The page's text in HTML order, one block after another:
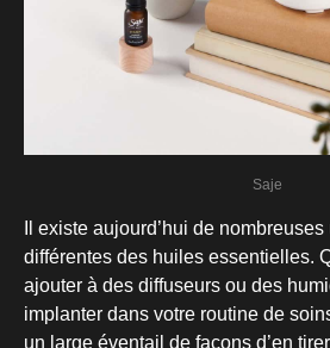
Saje
Il existe aujourd’hui de
différentes des huiles essentielles.
ajouter à des diffuseurs ou des
implanter dans votre routine de
un large éventail de façons d’en